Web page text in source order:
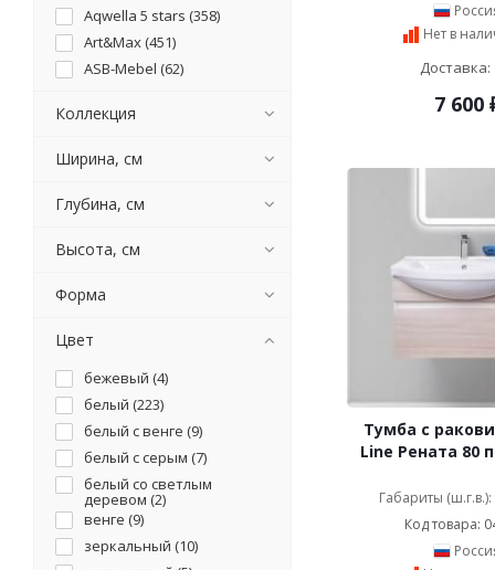
Нет в
Доставка:
7 600
Тумба с
Line Рената 80
Габариты
Код товара:
Aqwella 5 stars (358)
Art&Max (451)
ASB-Mebel (62)
BelBagno (
Brevita (289
Cerutti SPA (
Clarberg (
Colombo Design (
Corozo (112)
Damixa (5)
De Aqua (154)
Demax (9)
Devon&Devon (1)
Diwo ( 91)
Dreja (158)
Коллекция
Ширина, см
Глубина, см
Высота, см
Форма
Цвет
бежевый (4)
белый (223)
белый с венге (9)
белый с серым (7)
белый со светлым
деревом (2)
венге (9)
зеркальный (10)